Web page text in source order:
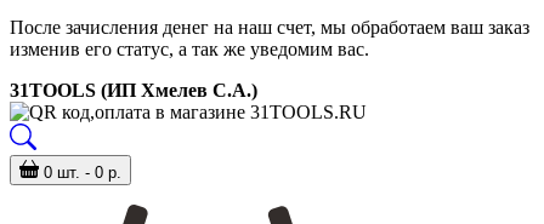
После зачисления денег на наш счет, мы обработаем ваш заказ
изменив его статус, а так же уведомим вас.
31TOOLS (ИП Хмелев С.А.)
0 шт. - 0 р.